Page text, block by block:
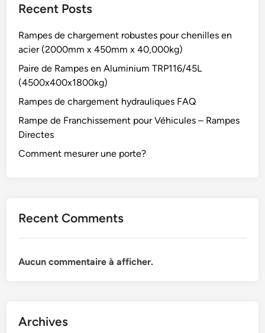
Recent Posts
Rampes de chargement robustes pour chenilles en
acier (2000mm x 450mm x 40,000kg)
Paire de Rampes en Aluminium TRP116/45L
(4500x400x1800kg)
Rampes de chargement hydrauliques FAQ
Rampe de Franchissement pour Véhicules – Rampes
Directes
Comment mesurer une porte?
Recent Comments
Aucun commentaire à afficher.
Archives